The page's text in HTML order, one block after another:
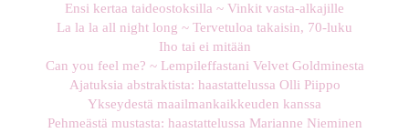
Ensi kertaa taideostoksilla ~ Vinkit vasta-alkajille
La la la all night long ~ Tervetuloa takaisin, 70-luku
Iho tai ei mitään
Can you feel me? ~ Lempileffastani Velvet Goldminesta
Ajatuksia abstraktista: haastattelussa Olli Piippo
Ykseydestä maailmankaikkeuden kanssa
Pehmeästä mustasta: haastattelussa Marianne Nieminen